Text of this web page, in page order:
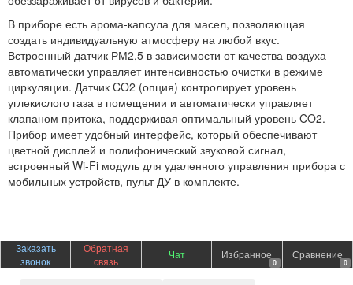
В приборе есть арома-капсула для масел, позволяющая
создать индивидуальную атмосферу на любой вкус.
Встроенный датчик РМ2,5 в зависимости от качества воздуха
автоматически управляет интенсивностью очистки в режиме
циркуляции. Датчик CO2 (опция) контролирует уровень
углекислого газа в помещении и автоматически управляет
клапаном притока, поддерживая оптимальный уровень CO2.
Прибор имеет удобный интерфейс, который обеспечивают
цветной дисплей и полифонический звуковой сигнал,
встроенный Wi-Fi модуль для удаленного управления прибора с
мобильных устройств, пульт ДУ в комплекте.
Заказать
звонок
Обратная
связь
Чат Избранное
0
Сравнение
0